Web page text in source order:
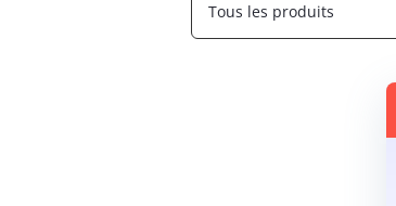
Tous les produits